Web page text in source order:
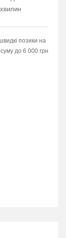
хвилин
позики на
до 6 000 грн